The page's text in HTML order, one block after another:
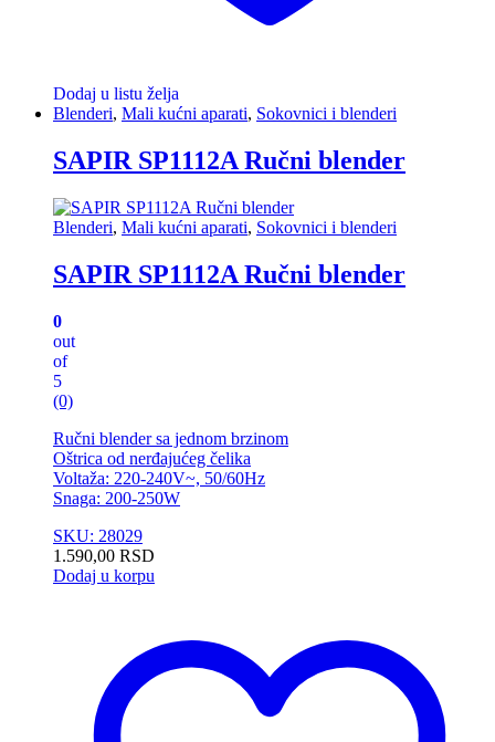
Dodaj u listu želja
Blenderi, Mali kućni aparati, Sokovnici i blenderi
SAPIR SP1112A Ručni blender
Blenderi, Mali kućni aparati, Sokovnici i blenderi
SAPIR SP1112A Ručni blender
0
out
of
5
(0)
Ručni blender sa jednom brzinom
Oštrica od nerđajućeg čelika
Voltaža: 220-240V~, 50/60Hz
Snaga: 200-250W
SKU: 28029
1.590,00 RSD
Dodaj u korpu